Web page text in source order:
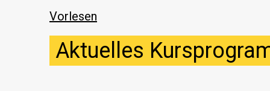
Vorlesen
Aktuelles